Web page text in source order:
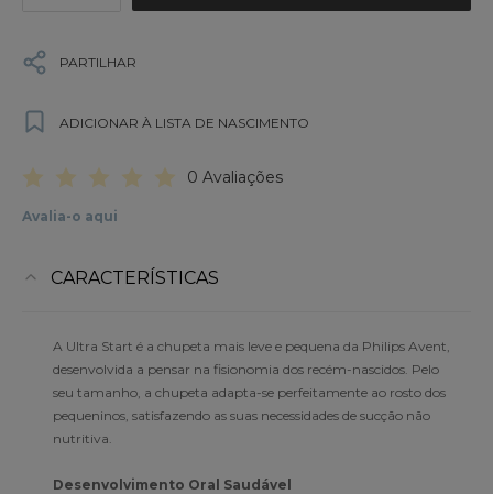
PARTILHAR
ADICIONAR À LISTA DE NASCIMENTO
0 Avaliações
Avalia-o aqui
CARACTERÍSTICAS
A Ultra Start é a chupeta mais leve e pequena da Philips Avent,
desenvolvida a pensar na fisionomia dos recém-nascidos. Pelo
seu tamanho, a chupeta adapta-se perfeitamente ao rosto dos
pequeninos, satisfazendo as suas necessidades de sucção não
nutritiva.
Desenvolvimento Oral Saudável